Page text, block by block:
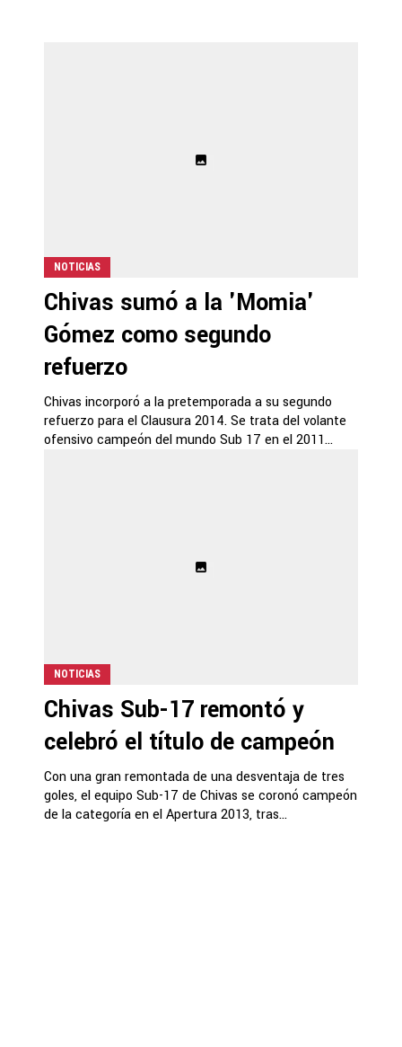
NOTICIAS
Chivas sumó a la 'Momia'
Gómez como segundo
refuerzo
Chivas incorporó a la pretemporada a su segundo
refuerzo para el Clausura 2014. Se trata del volante
ofensivo campeón del mundo Sub 17 en el 2011...
NOTICIAS
Chivas Sub-17 remontó y
celebró el título de campeón
Con una gran remontada de una desventaja de tres
goles, el equipo Sub-17 de Chivas se coronó campeón
de la categoría en el Apertura 2013, tras...